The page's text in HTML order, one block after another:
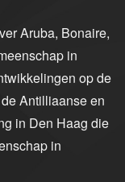
Aruba, Bonaire,
in
op de
Antilliaanse en
in Den Haag die
in